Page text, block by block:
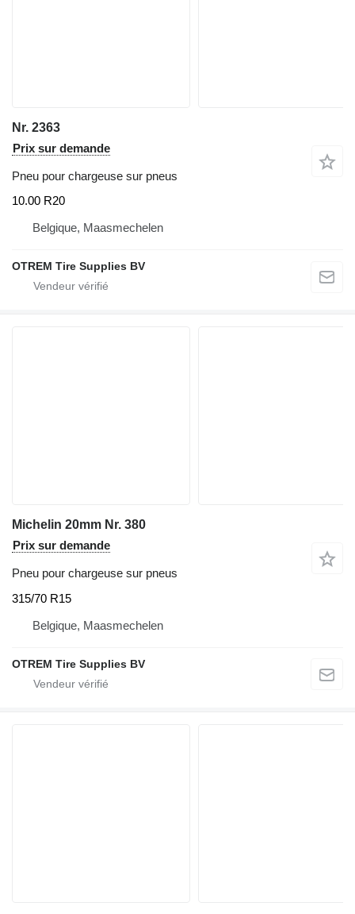
Nr. 2363
Prix sur demande
Pneu pour chargeuse sur pneus
10.00 R20
Belgique, Maasmechelen
OTREM Tire Supplies BV
Michelin 20mm Nr. 380
Prix sur demande
Pneu pour chargeuse sur pneus
315/70 R15
Belgique, Maasmechelen
OTREM Tire Supplies BV